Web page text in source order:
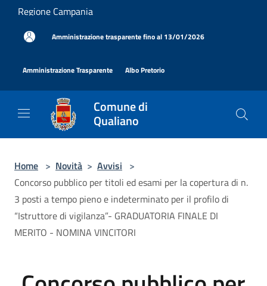
Salta al contenuto principale
Regione Campania
Amministrazione trasparente fino al 13/01/2026
Amministrazione Trasparente Albo Pretorio
Comune di
Qualiano
Home > Novità > Avvisi >
Concorso pubblico per titoli ed esami per la copertura di n.
3 posti a tempo pieno e indeterminato per il profilo di
“Istruttore di vigilanza”- GRADUATORIA FINALE DI
MERITO - NOMINA VINCITORI